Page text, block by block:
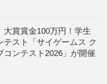
大賞賞金100万円！学生
テスト「サイゲームス ク
コンテスト2026」が開催